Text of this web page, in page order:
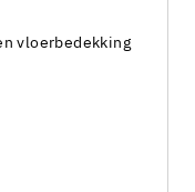
vloerbedekking